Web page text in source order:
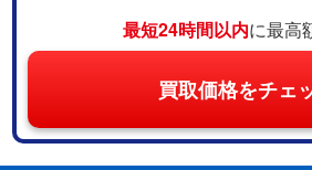
最短24時間以内に最高
買取価格をチェ